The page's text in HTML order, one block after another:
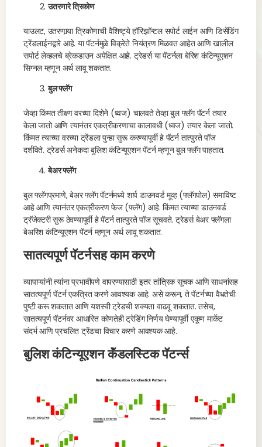
उतरणारे त्रिकोण
याउलट, उतरणार्‍या त्रिकोणाची वैशिष्ट्ये हॉरिझॉन्टल सपोर्ट लाईन आणि डिसेंडिंग
ट्रेंडलाईनद्वारे आहे. या पॅटर्नमुळे विक्रेते नियंत्रण मिळवत आहेत आणि खालील
सपोर्ट लेव्हलचे ब्रेकडाउन अपेक्षित आहे. ट्रेडर्स या पॅटर्नला बेरिश कंटिन्यूएशन
सिग्नल म्हणून अर्थ लावू शकतात.
बुल फ्लॅग
जेव्हा किंमत तीक्ष्ण वरच्या दिशेने (ध्वज) चालवते तेव्हा बुल फ्लॅग पॅटर्न तयार
केला जातो आणि त्यानंतर एकत्रीकरणाचा कालावधी (ध्वज) तयार केला जातो.
किंमत त्याच्या वरच्या ट्रेंडला पुन्हा सुरू करण्यापूर्वी हे पॅटर्न तात्पुरते पॉज
दर्शविते. ट्रेडर्स अनेकदा बुलिश कंटिन्यूएशन पॅटर्न म्हणून बुल फ्लॅग पाहतात.
बेअर फ्लॅग
बुल फ्लॅगप्रमाणे, बेअर फ्लॅग पॅटर्नमध्ये शार्प डाउनवर्ड मूव्ह (फ्लॅगपोल) समाविष्ट
आहे आणि त्यानंतर एकत्रीकरण फेज (फ्लॅग) आहे. किंमत त्याच्या डाउनवर्ड
ट्रॅजेक्टरी सुरू ठेवण्यापूर्वी हे पॅटर्न तात्पुरते पॉज सूचवते. ट्रेडर्स बेअर फ्लॅगला
बेअरिश कंटिन्यूएशन पॅटर्न म्हणून अर्थ लावू शकतात.
सातत्यपूर्ण पॅटर्नसह काम करणे
व्यापाऱ्यांनी त्यांना प्रभावीपणे वापरण्यासाठी इतर तांत्रिक सूचक आणि साधनांसह
सातत्यपूर्ण पॅटर्न एकत्रित करणे आवश्यक आहे. असे करून, ते पॅटर्नच्या वैधतेची
पुष्टी करू शकतात आणि यशस्वी ट्रेडची शक्यता वाढवू शकतात. तसेच,
सातत्यपूर्ण पॅटर्नवर आधारित कोणतेही ट्रेडिंग निर्णय घेण्यापूर्वी एकूण मार्केट
संदर्भ आणि प्रचलित ट्रेंडचा विचार करणे आवश्यक आहे.
बुलिश कंटिन्यूएशन कॅंडलस्टिक पॅटर्न्स